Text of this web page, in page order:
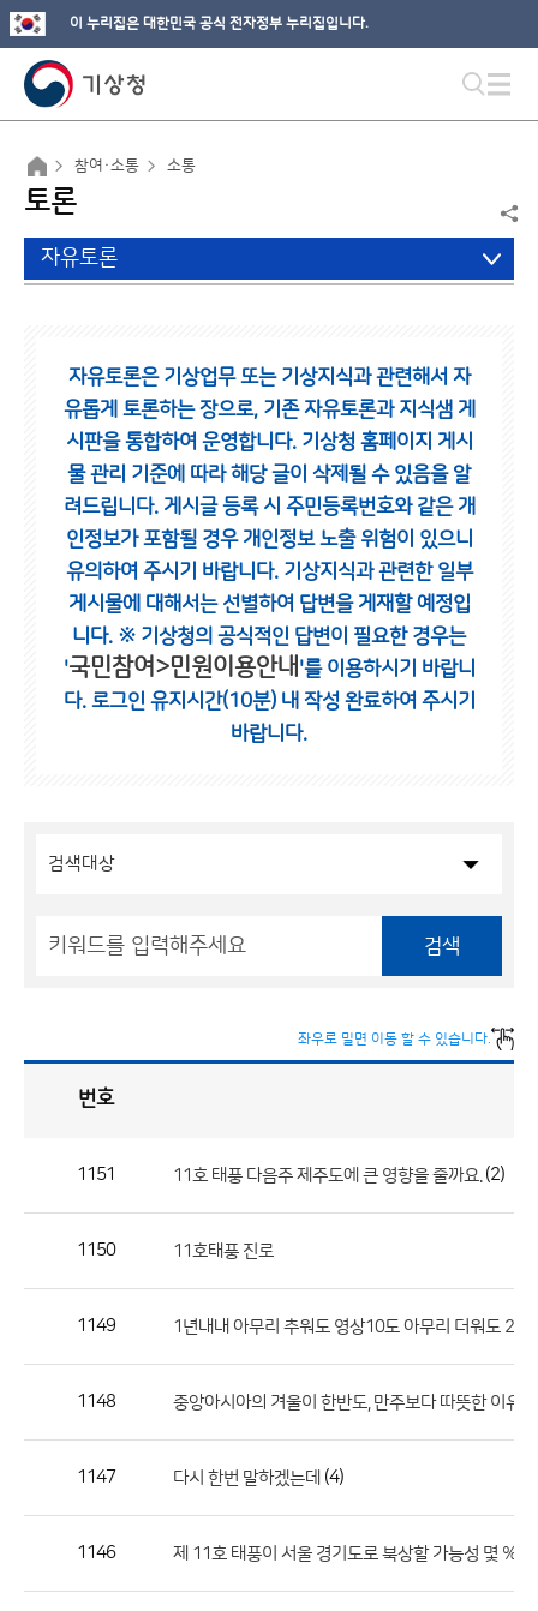
이 누리집은 대한민국 공식 전자정부 누리집입니다.
참여·소통 소통
토론
자유토론
자유토론은 기상업무 또는 기상지식과 관련해서 자
유롭게 토론하는 장으로, 기존 자유토론과 지식샘 게
시판을 통합하여 운영합니다. 기상청 홈페이지 게시
물 관리 기준에 따라 해당 글이 삭제될 수 있음을 알
려드립니다. 게시글 등록 시 주민등록번호와 같은 개
인정보가 포함될 경우 개인정보 노출 위험이 있으니
유의하여 주시기 바랍니다. 기상지식과 관련한 일부
게시물에 대해서는 선별하여 답변을 게재할 예정입
니다. ※ 기상청의 공식적인 답변이 필요한 경우는
'국민참여>민원이용안내 '를 이용하시기 바랍니
다. 로그인 유지시간(10분) 내 작성 완료하여 주시기
바랍니다.
검색
좌우로 밀면 이동 할 수 있습니다.
론
호,
번호
1151 11호 태풍 다음주 제주도에 큰 영향을 줄까요. (2)
1150 11호태풍 진로
1149 1년내내 아무리 추워도 영상10도 아무리 더워도 20도
1148 중앙아시아의 겨울이 한반도, 만주보다 따뜻한 이유
1147 다시 한번 말하겠는데 (4)
1146 제 11호 태풍이 서울 경기도로 북상할 가능성 몇 %